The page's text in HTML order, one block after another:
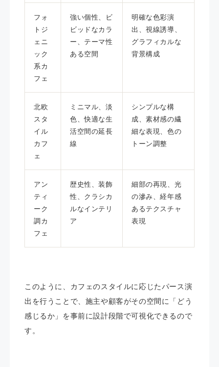
フォ
トジ
ェニ
ック
系カ
フェ
強い個性、ビ
ビッドなカラ
ー、テーマ性
ある空間
明確な色彩演
出、視線誘導、
グラフィカルな
背景構成
北欧
スタ
イル
カフ
ェ
ミニマル、淡
色、快適な生
活空間の延長
線
シンプルな構
成、素材感の繊
細な表現、色の
トーン調整
アン
ティ
ーク
調カ
フェ
歴史性、装飾
性、クラシカ
ルなインテリ
ア
細部の再現、光
の滲み、経年感
あるテクスチャ
表現
このように、カフェのスタイルに応じたパース演
出を行うことで、施主や顧客がその空間に「どう
感じるか」を事前に設計段階で可視化できるので
す。